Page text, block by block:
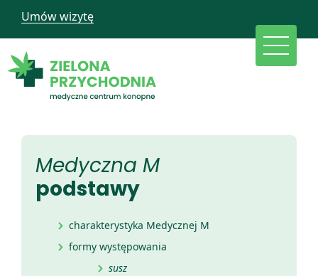
Umów wizytę
Medyczna M
podstawy
charakterystyka Medycznej M
formy występowania
susz